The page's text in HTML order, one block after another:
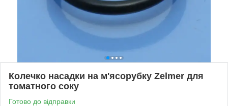
Колечко насадки на м'ясорубку Zelmer для
томатного соку
Готово до відправки